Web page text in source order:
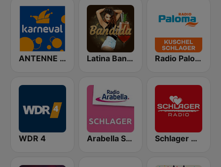
ANTENNE NRW Karneval Latina Bandida! Radio Paloma Kuschelschlager
WDR 4 Arabella Schlager Schlager Radio FM